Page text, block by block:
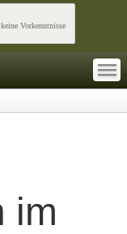
Vorkenntnisse
—
—
—
im